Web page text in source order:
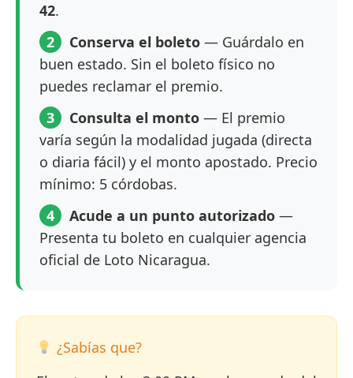
42.
2
Conserva el boleto — Guárdalo en
buen estado. Sin el boleto físico no
puedes reclamar el premio.
3
Consulta el monto — El premio
varía según la modalidad jugada (directa
o diaria fácil) y el monto apostado. Precio
mínimo: 5 córdobas.
4
Acude a un punto autorizado —
Presenta tu boleto en cualquier agencia
oficial de Loto Nicaragua.
¿Sabías que?